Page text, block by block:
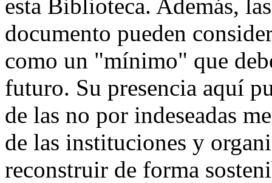
esta Biblioteca. Además,
documento pueden
como un "mínimo" que
futuro. Su presencia aquí
de las no por indeseadas
de las instituciones y
reconstruir de forma